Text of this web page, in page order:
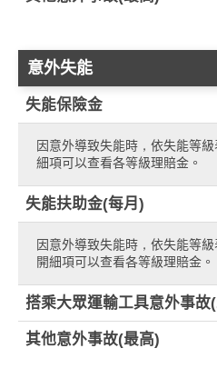
意外失能
失能保險金
因意外導致失能時，依失能等
細項可以查看各等級理賠金。
失能扶助金(每月)
因意外導致失能時，依失能等
開細項可以查看各等級理賠金。
搭乘大眾運輸工具意外事故
其他意外事故(最高)